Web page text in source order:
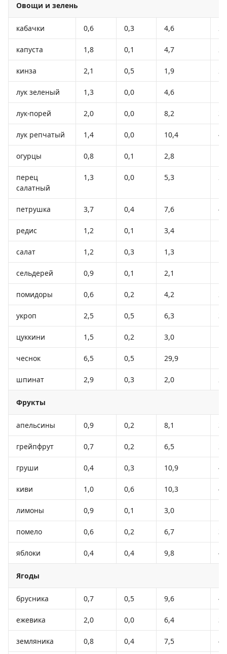
Овощи и зелень
кабачки 0,6 0,3 4,6 24
капуста 1,8 0,1 4,7 27
кинза 2,1 0,5 1,9 23
лук зеленый 1,3 0,0 4,6
лук-порей 2,0 0,0 8,2 33
лук репчатый 1,4 0,0 10,4 41
огурцы 0,8 0,1 2,8
перец
салатный
1,3 0,0 5,3 27
петрушка 3,7 0,4 7,6 47
редис 1,2 0,1 3,4
салат 1,2 0,3 1,3
сельдерей 0,9 0,1 2,1
помидоры 0,6 0,2 4,2 20
укроп 2,5 0,5 6,3 38
цуккини 1,5 0,2 3,0
чеснок 6,5 0,5 29,9
шпинат 2,9 0,3 2,0 22
Фрукты
апельсины 0,9 0,2 8,1 36
грейпфрут 0,7 0,2 6,5 29
груши 0,4 0,3 10,9 42
киви 1,0 0,6 10,3 48
лимоны 0,9 0,1 3,0
помело 0,6 0,2 6,7 32
яблоки 0,4 0,4 9,8 47
Ягоды
брусника 0,7 0,5 9,6 43
ежевика 2,0 0,0 6,4 31
земляника 0,8 0,4 7,5 41